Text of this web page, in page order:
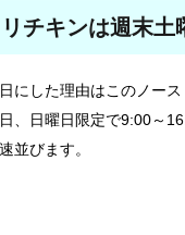
チキンは週末
にした理由はこのノー
、日曜日限定で9:00～
並びます。